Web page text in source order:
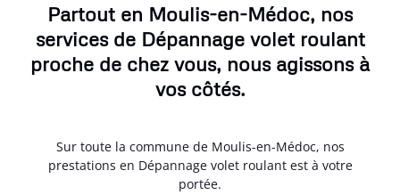
Partout en Moulis-en-Médoc, nos
services de Dépannage volet roulant
proche de chez vous, nous agissons à
vos côtés.
Sur toute la commune de Moulis-en-Médoc, nos
prestations en Dépannage volet roulant est à votre
portée.